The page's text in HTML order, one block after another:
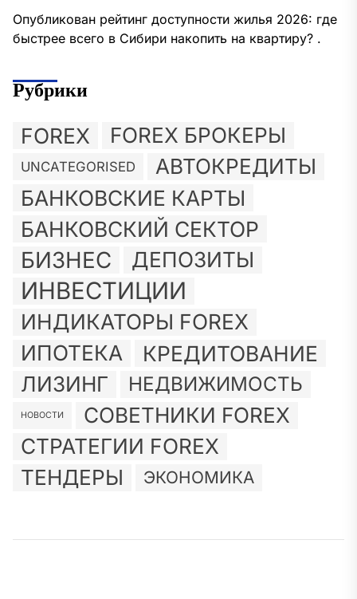
Опубликован рейтинг доступности жилья 2026: где
быстрее всего в Сибири накопить на квартиру? .
Рубрики
FOREX FOREX БРОКЕРЫ
UNCATEGORISED АВТОКРЕДИТЫ
БАНКОВСКИЕ КАРТЫ
БАНКОВСКИЙ СЕКТОР
БИЗНЕС ДЕПОЗИТЫ
ИНВЕСТИЦИИ
ИНДИКАТОРЫ FOREX
ИПОТЕКА
КРЕДИТОВАНИЕ
ЛИЗИНГ НЕДВИЖИМОСТЬ
НОВОСТИ
СОВЕТНИКИ FOREX
СТРАТЕГИИ FOREX
ТЕНДЕРЫ
ЭКОНОМИКА